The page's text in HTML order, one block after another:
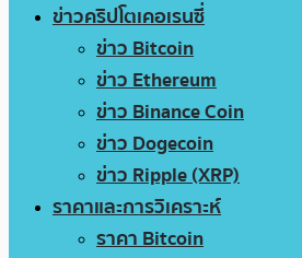
ข่าวคริปโตเคอเรนซี่
ข่าว Bitcoin
ข่าว Ethereum
ข่าว Binance Coin
ข่าว Dogecoin
ข่าว Ripple (XRP)
ราคาและการวิเคราะห์
ราคา Bitcoin